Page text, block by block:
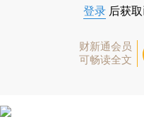
登录 后获
财新通会员
可畅读全文